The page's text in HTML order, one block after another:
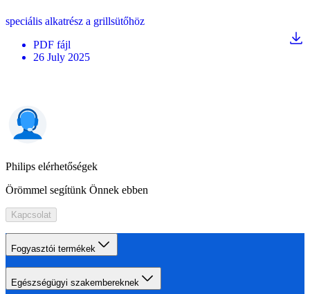
speciális alkatrész a grillsütőhöz
PDF fájl
26 July 2025
Philips elérhetőségek
Örömmel segítünk Önnek ebben
Kapcsolat
Fogyasztói termékek
Egészségügyi szakembereknek